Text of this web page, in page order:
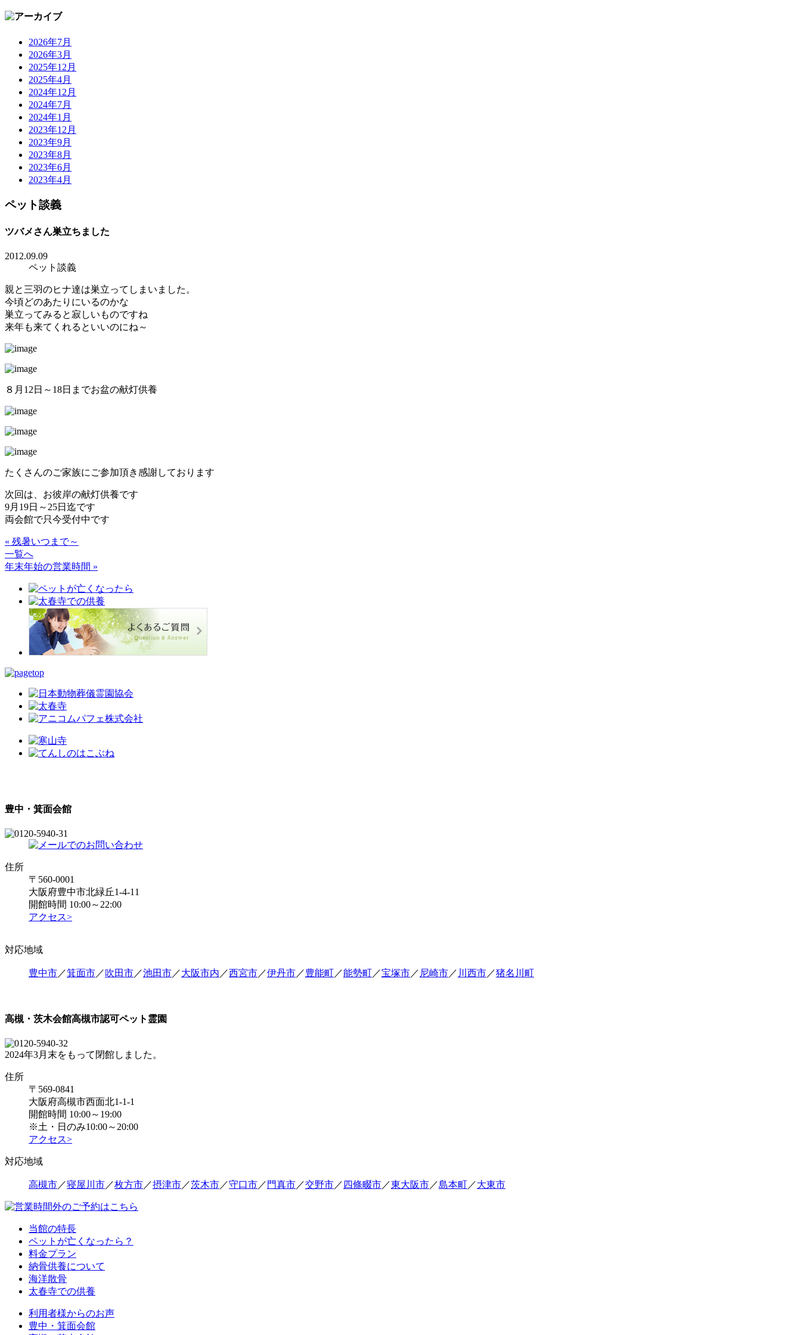
2026年7月
2026年3月
2025年12月
2025年4月
2024年12月
2024年7月
2024年1月
2023年12月
2023年9月
2023年8月
2023年6月
2023年4月
ペット談義
ツバメさん巣立ちました
2012.09.09
ペット談義
親と三羽のヒナ達は巣立ってしまいました。
今頃どのあたりにいるのかな
巣立ってみると寂しいものですね
来年も来てくれるといいのにね～
８月12日～18日までお盆の献灯供養
たくさんのご家族にご参加頂き感謝しております
次回は、お彼岸の献灯供養です
9月19日～25日迄です
両会館で只今受付中です
« 残暑いつまで～
一覧へ
年末年始の営業時間 »
豊中・箕面会館
住所
〒560-0001
大阪府豊中市北緑丘1-4-11
開館時間 10:00～22:00
アクセス>
対応地域
豊中市／箕面市／吹田市／池田市／大阪市内 ／西宮市／伊丹市／豊能町／能勢町／宝塚市／ 尼崎市／ 川西市／猪名川町
高槻・茨木会館高槻市認可ペット霊園
2024年3月末をもって閉館しました。
住所
〒569-0841
大阪府高槻市西面北1-1-1
開館時間 10:00～19:00
※土・日のみ10:00～20:00
アクセス>
対応地域
高槻市／寝屋川市／枚方市／摂津市／茨木市／守口市／ 門真市／交野市／ 四條畷市／東大阪市／島本町／大東市
当館の特長
ペットが亡くなったら？
料金プラン
納骨供養について
海洋散骨
太春寺での供養
利用者様からのお声
豊中・箕面会館